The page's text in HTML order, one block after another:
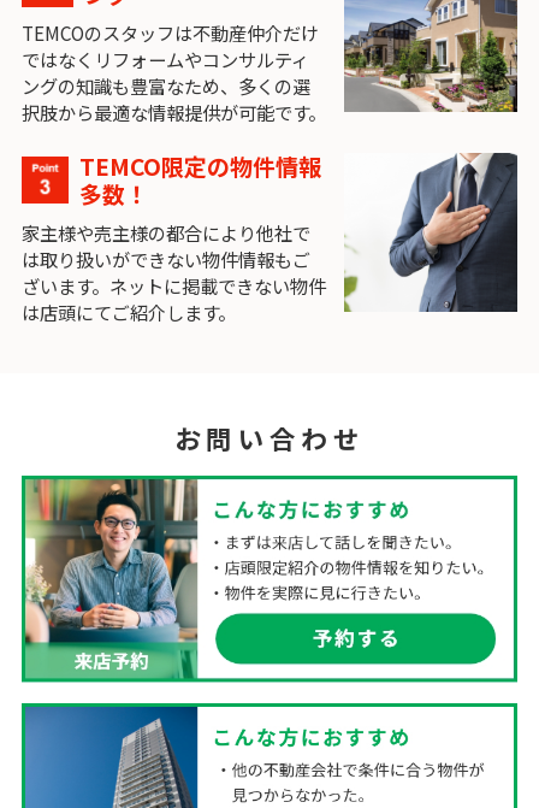
TEMCOのスタッフは不動産仲介だけ
ではなくリフォームやコンサルティ
ングの知識も豊富なため、多くの選
択肢から最適な情報提供が可能です。
TEMCO限定の物件情報
多数！
家主様や売主様の都合により他社で
は取り扱いができない物件情報もご
ざいます。ネットに掲載できない物件
は店頭にてご紹介します。
お問い合わせ